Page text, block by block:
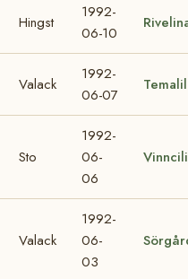
Hingst
1992-
06-10
Valack
1992-
06-07
Sto
1992-
06-
06
Valack
1992-
06-
03